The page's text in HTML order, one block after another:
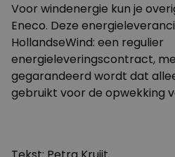
Voor windenergie kun je
Eneco. Deze
HollandseWind: een regulier
energieleveringscontract,
gegarandeerd wordt dat
gebruikt voor de opwekking